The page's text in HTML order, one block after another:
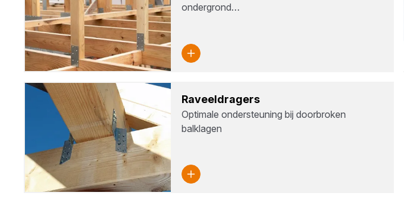
ondergrond…
Raveel­dra­gers
Optimale ondersteuning bij doorbroken
balklagen